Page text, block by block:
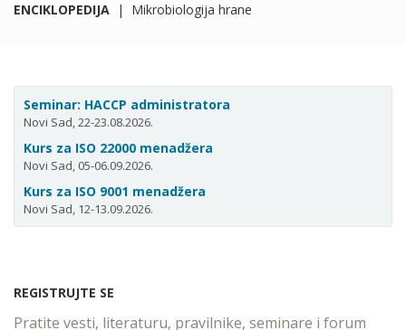
ENCIKLOPEDIJA | Mikrobiologija hrane
Seminar: HACCP administratora
Novi Sad, 22-23.08.2026.
Kurs za ISO 22000 menadžera
Novi Sad, 05-06.09.2026.
Kurs za ISO 9001 menadžera
Novi Sad, 12-13.09.2026.
REGISTRUJTE SE
Pratite vesti, literaturu, pravilnike, seminare i forum